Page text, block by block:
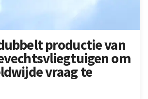
productie van
om
vraag te